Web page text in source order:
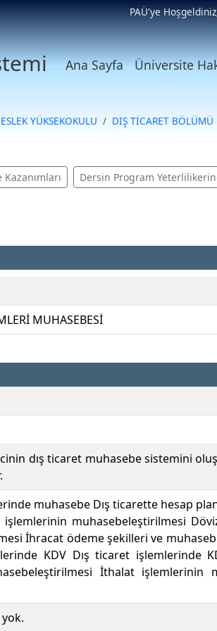
PAÜ'ye
Ana Sayfa Üniversite
YÜKSEKOKULU DIŞ TİCARET BÖLÜMÜ
Dersin Program
MUHASEBESİ
dış ticaret muhasebe sistemini
muhasebe Dış ticarette hesap
işlemlerinin muhasebeleştirilmesi
İhracat ödeme şekilleri ve
KDV Dış ticaret işlemlerinde
İthalat işlemlerinin